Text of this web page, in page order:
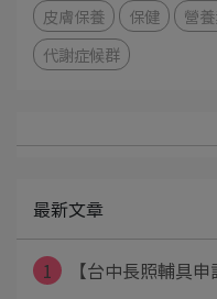
皮膚保養 保健 營
代謝症候群
最新文章
1
【台中長照輔具